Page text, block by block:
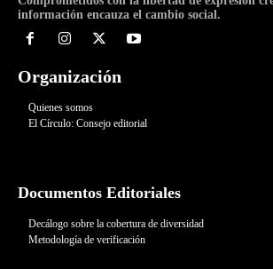
información encauza el cambio social.
Organización
Quienes somos
El Círculo: Consejo editorial
Documentos Editoriales
Decálogo sobre la cobertura de diversidad
Metodología de verificación